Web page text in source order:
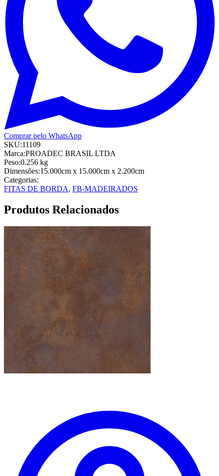
Comprar pelo WhatsApp
SKU:11109
Marca:PROADEC BRASIL LTDA
Peso:0.256 kg
Dimensões:15.000cm x 15.000cm x 2.200cm
Categorias:
FITAS DE BORDA, FB-MADEIRADOS
Produtos Relacionados